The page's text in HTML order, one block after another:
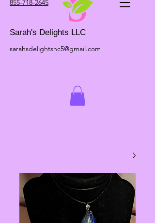
855-718-2645
Sarah's Delights LLC
sarahsdelightsnc5@gmail.com